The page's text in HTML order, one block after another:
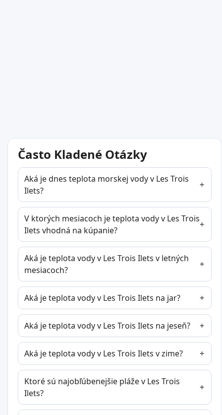
Často Kladené Otázky
Aká je dnes teplota morskej vody v Les Trois
Ilets?
V ktorých mesiacoch je teplota vody v Les Trois
Ilets vhodná na kúpanie?
Aká je teplota vody v Les Trois Ilets v letných
mesiacoch?
Aká je teplota vody v Les Trois Ilets na jar?
Aká je teplota vody v Les Trois Ilets na jeseň?
Aká je teplota vody v Les Trois Ilets v zime?
Ktoré sú najobľúbenejšie pláže v Les Trois
Ilets?